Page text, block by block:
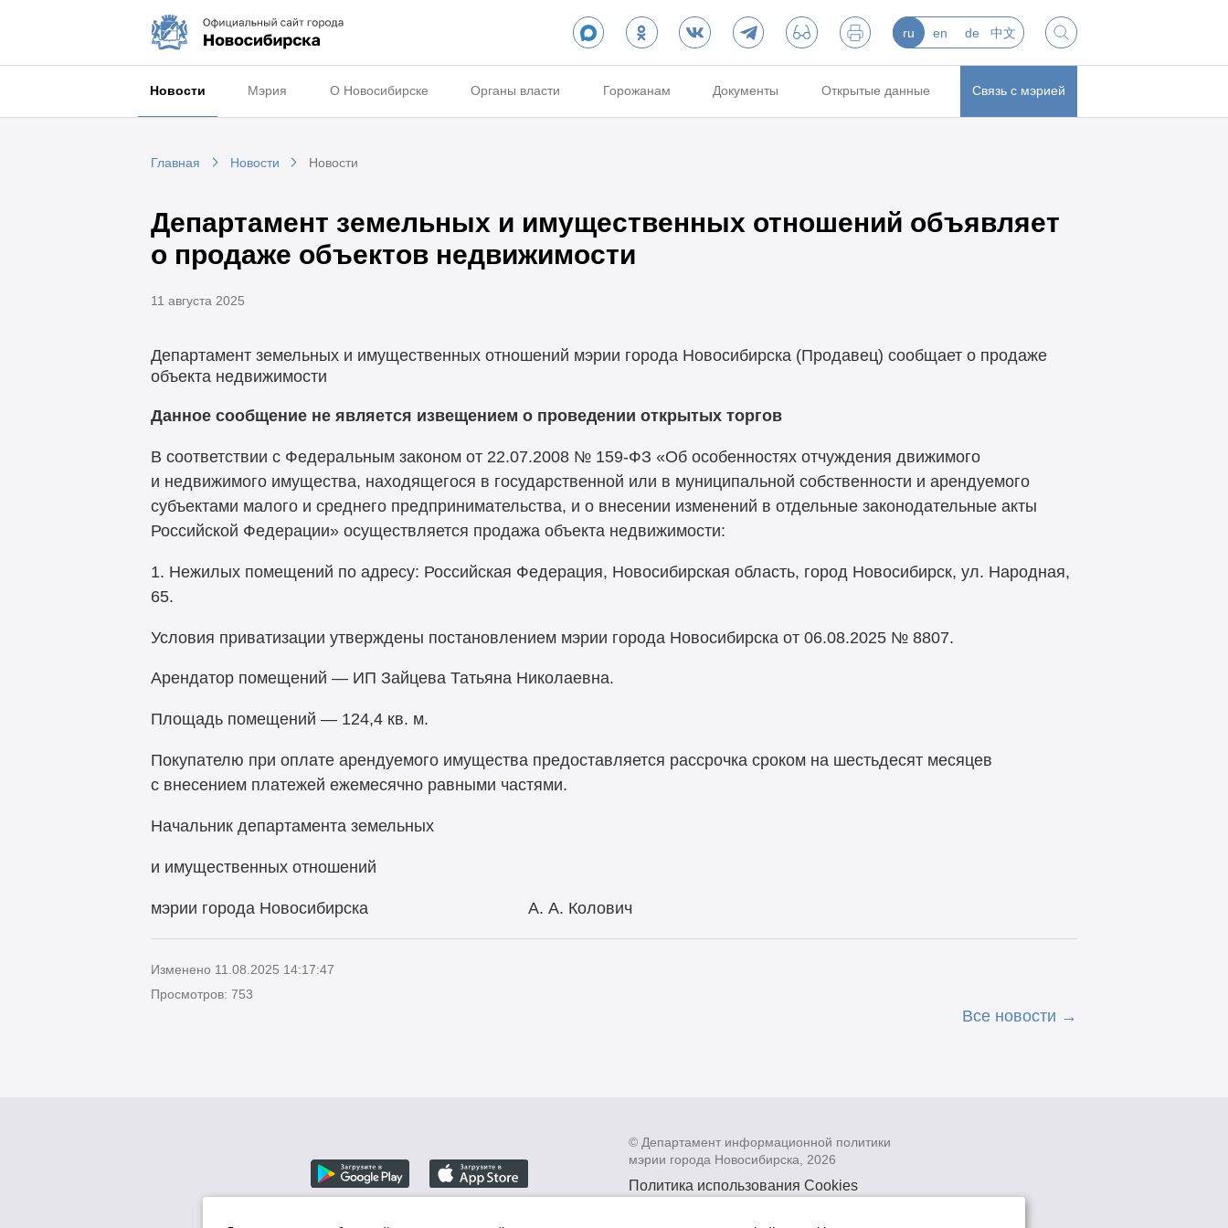
ru en de 中文
Новости Мэрия О Новосибирске Органы власти Горожанам Документы Открытые данные Связь с мэрией
Главная Новости Новости
Департамент земельных и имущественных отношений объявляет
о продаже объектов недвижимости
11 августа 2025
Департамент земельных и имущественных отношений мэрии города Новосибирска (Продавец) сообщает о продаже
объекта недвижимости
Данное сообщение не является извещением о проведении открытых торгов
В соответствии с Федеральным законом от 22.07.2008 № 159-ФЗ «Об особенностях отчуждения движимого
и недвижимого имущества, находящегося в государственной или в муниципальной собственности и арендуемого
субъектами малого и среднего предпринимательства, и о внесении изменений в отдельные законодательные акты
Российской Федерации» осуществляется продажа объекта недвижимости:
1. Нежилых помещений по адресу: Российская Федерация, Новосибирская область, город Новосибирск, ул. Народная,
65.
Условия приватизации утверждены постановлением мэрии города Новосибирска от 06.08.2025 № 8807.
Арендатор помещений — ИП Зайцева Татьяна Николаевна.
Площадь помещений — 124,4 кв. м.
Покупателю при оплате арендуемого имущества предоставляется рассрочка сроком на шестьдесят месяцев
с внесением платежей ежемесячно равными частями.
Начальник департамента земельных
и имущественных отношений
мэрии города Новосибирска А. А. Колович
Изменено 11.08.2025 14:17:47
Просмотров: 753
Все новости
© Департамент информационной политики
мэрии города Новосибирска, 2026
Политика использования Cookies